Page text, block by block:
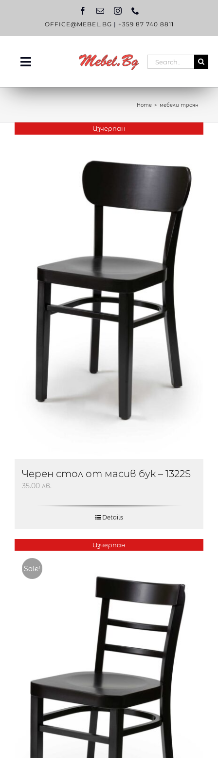
OFFICE@MEBEL.BG | +359 87 740 8811
Toggle
НАЧАЛО
OUTLET
Search
for:
Home мебели троян
Изчерпан
Черен стол от масив бук – 1322S
35.00 лв.
Details
Изчерпан
Sale!